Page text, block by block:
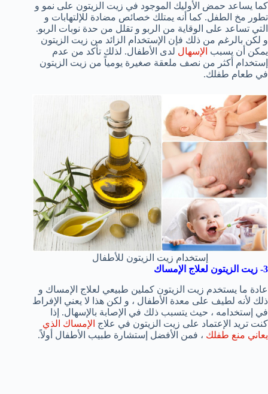
كما يساعد حمض الأوليك الموجود في زيت الزيتون على نمو و
تطور مخ الطفل. كما أنه يمتلك خصائص مضادة للإلتهابات و
التي تساعد على الوقاية من الربو و تقلل من حدة نوبات الربو.
و لكن بالرغم من ذلك فإن الإستخدام الزائد من زيت الزيتون
يمكن أن يسبب الإسهال لدى الأطفال. لذلك تأكد من عدم
إستخدام أكثر من نصف ملعقة صغيرة يومياً من زيت الزيتون
في طعام طفلك.
إستخدام زيت الزيتون للأطفال
3- زيت الزيتون لعلاج الإمساك
عادة ما يستخدم زيت الزيتون كملين طبيعي لعلاج الإمساك و
ذلك لأنه لطيف على معدة الأطفال ، و لكن هذا لا يعني الإفراط
في إستخدامه ، حيث يتسبب ذلك في الإصابة بالإسهال. إذا
كنت تريد الإعتماد على زيت الزيتون في علاج الإمساك الذي
يعاني منع طفلك ، فمن الأفضل إستشارة طبيب الأطفال أولاً.